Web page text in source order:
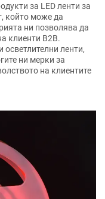
за LED ленти за
който може да
ни позволява да
клиенти B2B.
осветлителни ленти,
ни мерки за
на клиентите